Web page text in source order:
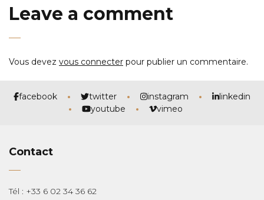
Leave a comment
Vous devez vous connecter pour publier un commentaire.
facebook twitter instagram
linkedin
youtube
vimeo
Contact
Tél : +33 6 02 34 36 62